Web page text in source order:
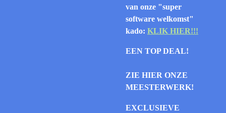
van onze "super
software welkomst"
kado: KLIK HIER!!!
EEN TOP DEAL!
ZIE HIER ONZE
MEESTERWERK!
EXCLUSIEVE